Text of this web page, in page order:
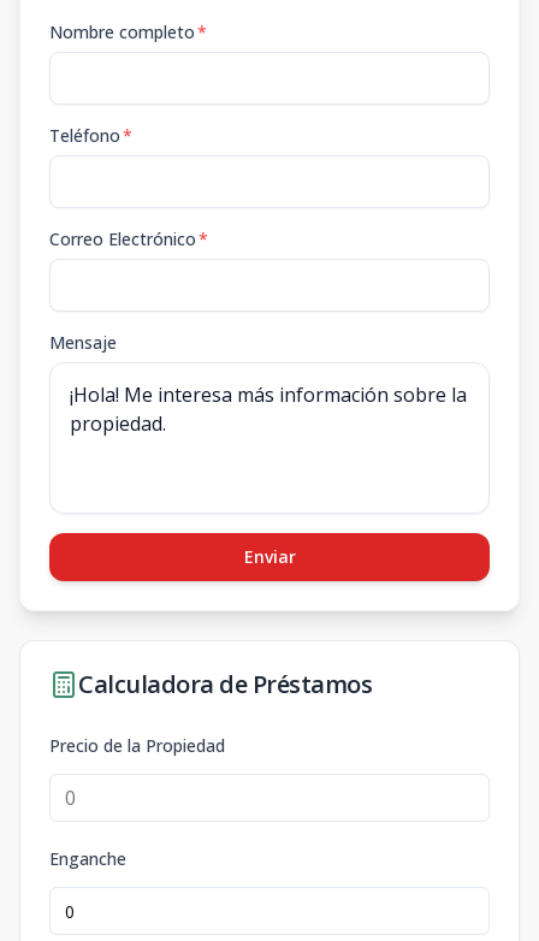
Nombre completo*
Teléfono*
Correo Electrónico*
Mensaje
Enviar
Calculadora de Préstamos
Precio de la Propiedad
Enganche